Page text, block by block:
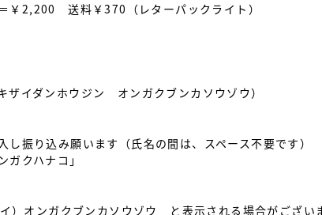
2,200 送料￥370（レターパックライト）
イダンホウジン オンガクブンカソウゾウ）
振り込み願います（氏名の間は、スペース不要です）
クハナコ」
オンガクブンカソウゾウ と表示される場合がござい